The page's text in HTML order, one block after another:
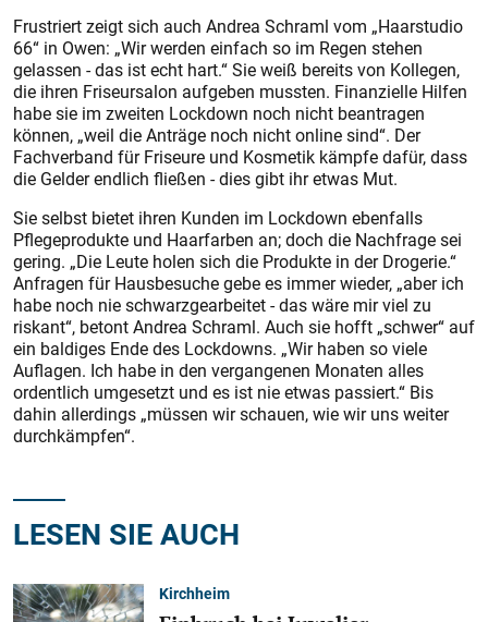
Frustriert zeigt sich auch Andrea Schraml vom „Haarstudio
66“ in Owen: „Wir werden einfach so im Regen stehen
gelassen - das ist echt hart.“ Sie weiß bereits von Kollegen,
die ihren Friseur­salon aufgeben mussten. Finanzielle Hilfen
habe sie im zweiten Lockdown noch nicht beantragen
können, „weil die Anträge noch nicht online sind“. Der
Fachverband für Friseure und Kosmetik kämpfe dafür, dass
die Gelder endlich fließen - dies gibt ihr etwas Mut.
Sie selbst bietet ihren Kunden im Lockdown ebenfalls
Pflegeprodukte und Haarfarben an; doch die Nachfrage sei
gering. „Die Leute holen sich die Produkte in der Drogerie.“
Anfragen für Hausbesuche gebe es immer wieder, „aber ich
habe noch nie schwarzgearbeitet - das wäre mir viel zu
riskant“, betont Andrea Schraml. Auch sie hofft „schwer“ auf
ein baldiges Ende des Lockdowns. „Wir haben so viele
Auflagen. Ich habe in den vergangenen Monaten alles
ordentlich umgesetzt und es ist nie etwas passiert.“ Bis
dahin allerdings „müssen wir schauen, wie wir uns weiter
durchkämpfen“.
LESEN SIE AUCH
Kirchheim